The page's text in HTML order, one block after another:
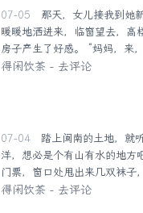
来也要准备当个“女卧龙”？...
07-05
暖暖地洒进来，临窗望去，高
房子产生了好感。 “妈妈，来
卧室，只见里面除了床、衣柜
的世界》、金庸的《射雕...
得闲饮茶 - 去评论
07-04
洋，想必是个有山有水的地方
门票，窗口处甩出来几双袜子
还是把袜子带上了，想必有
得闲饮茶 - 去评论